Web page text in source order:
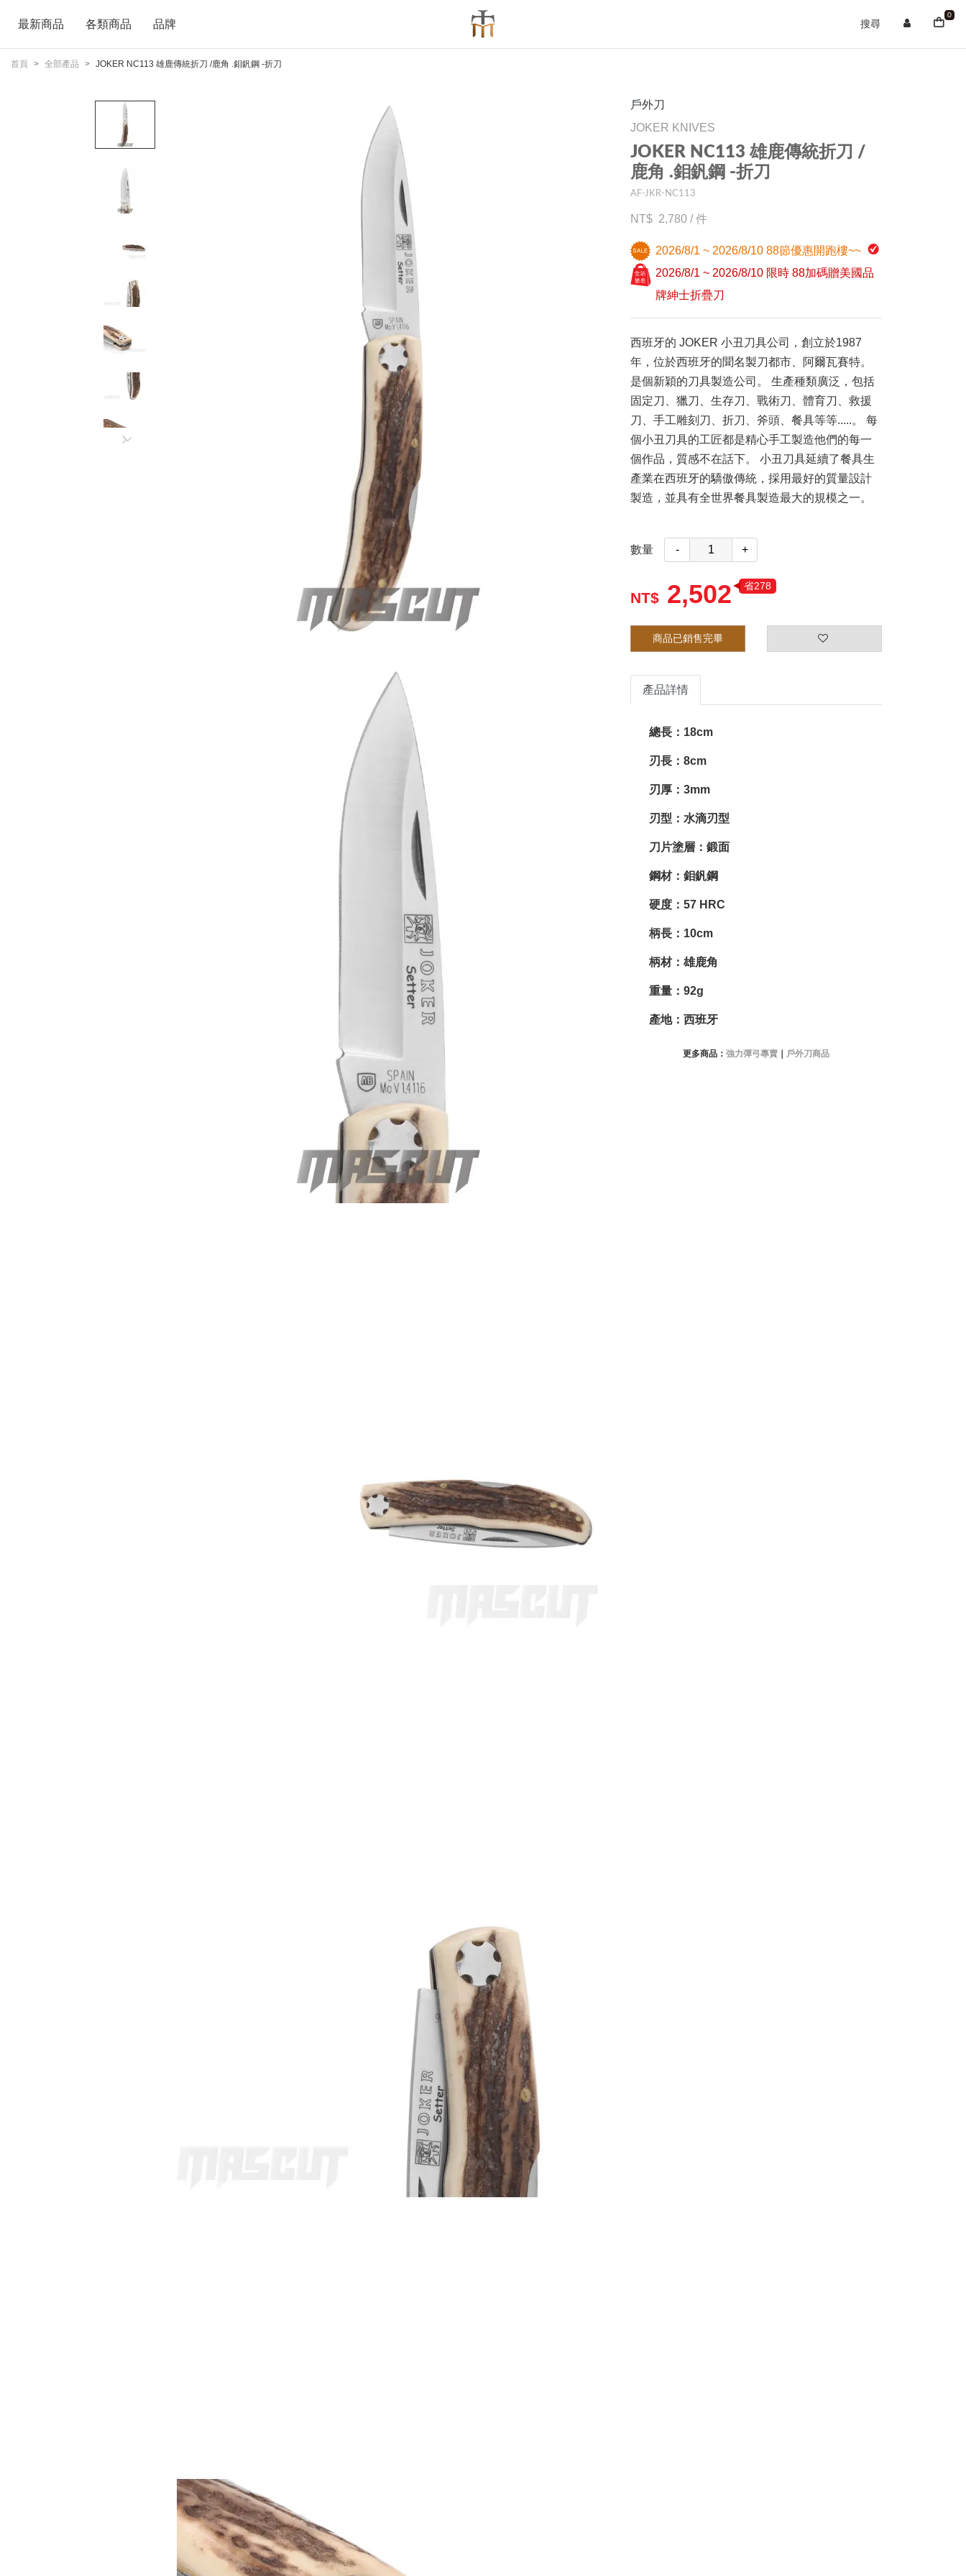
最新商品 各類商品 品牌 搜尋
0
首頁 全部產品 JOKER NC113 雄鹿傳統折刀 /鹿角 .鉬釩鋼 -折刀
戶外刀
JOKER KNIVES
JOKER NC113 雄鹿傳統折刀 /
鹿角 .鉬釩鋼 -折刀
AF-JKR-NC113
2,780 /件
2026/8/1 ~ 2026/8/10 88節優惠開跑樓~~
2026/8/1 ~ 2026/8/10 限時 88加碼贈美國品
牌紳士折疊刀
西班牙的 JOKER 小丑刀具公司，創立於1987
年，位於西班牙的聞名製刀都市、阿爾瓦賽特。
是個新穎的刀具製造公司。 生產種類廣泛，包括
固定刀、獵刀、生存刀、戰術刀、體育刀、救援
刀、手工雕刻刀、折刀、斧頭、餐具等等.....。 每
個小丑刀具的工匠都是精心手工製造他們的每一
個作品，質感不在話下。 小丑刀具延續了餐具生
產業在西班牙的驕傲傳統，採用最好的質量設計
製造，並具有全世界餐具製造最大的規模之一。
數量 - +
2,502 省278
商品已銷售完畢
產品詳情
總長：18cm
刃長：8cm
刃厚：3mm
刃型：水滴刃型
刀片塗層：鍛面
鋼材：鉬釩鋼
硬度：57 HRC
柄長：10cm
柄材：雄鹿角
重量：92g
產地：西班牙
更多商品： 強力彈弓專賣 戶外刀商品